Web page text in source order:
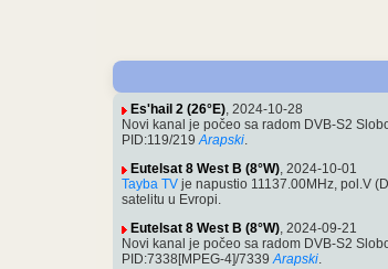
Es'hail 2 (26°E), 2024-10-28
Novi kanal je počeo sa radom DVB-S2
PID:119/219 Arapski.
Eutelsat 8 West B (8°W), 2024-10-01
Tayba TV je napustio 11137.00MHz, pol.V
satelitu u Evropi.
Eutelsat 8 West B (8°W), 2024-09-21
Novi kanal je počeo sa radom DVB-S2
PID:7338[MPEG-4]/7339 Arapski.